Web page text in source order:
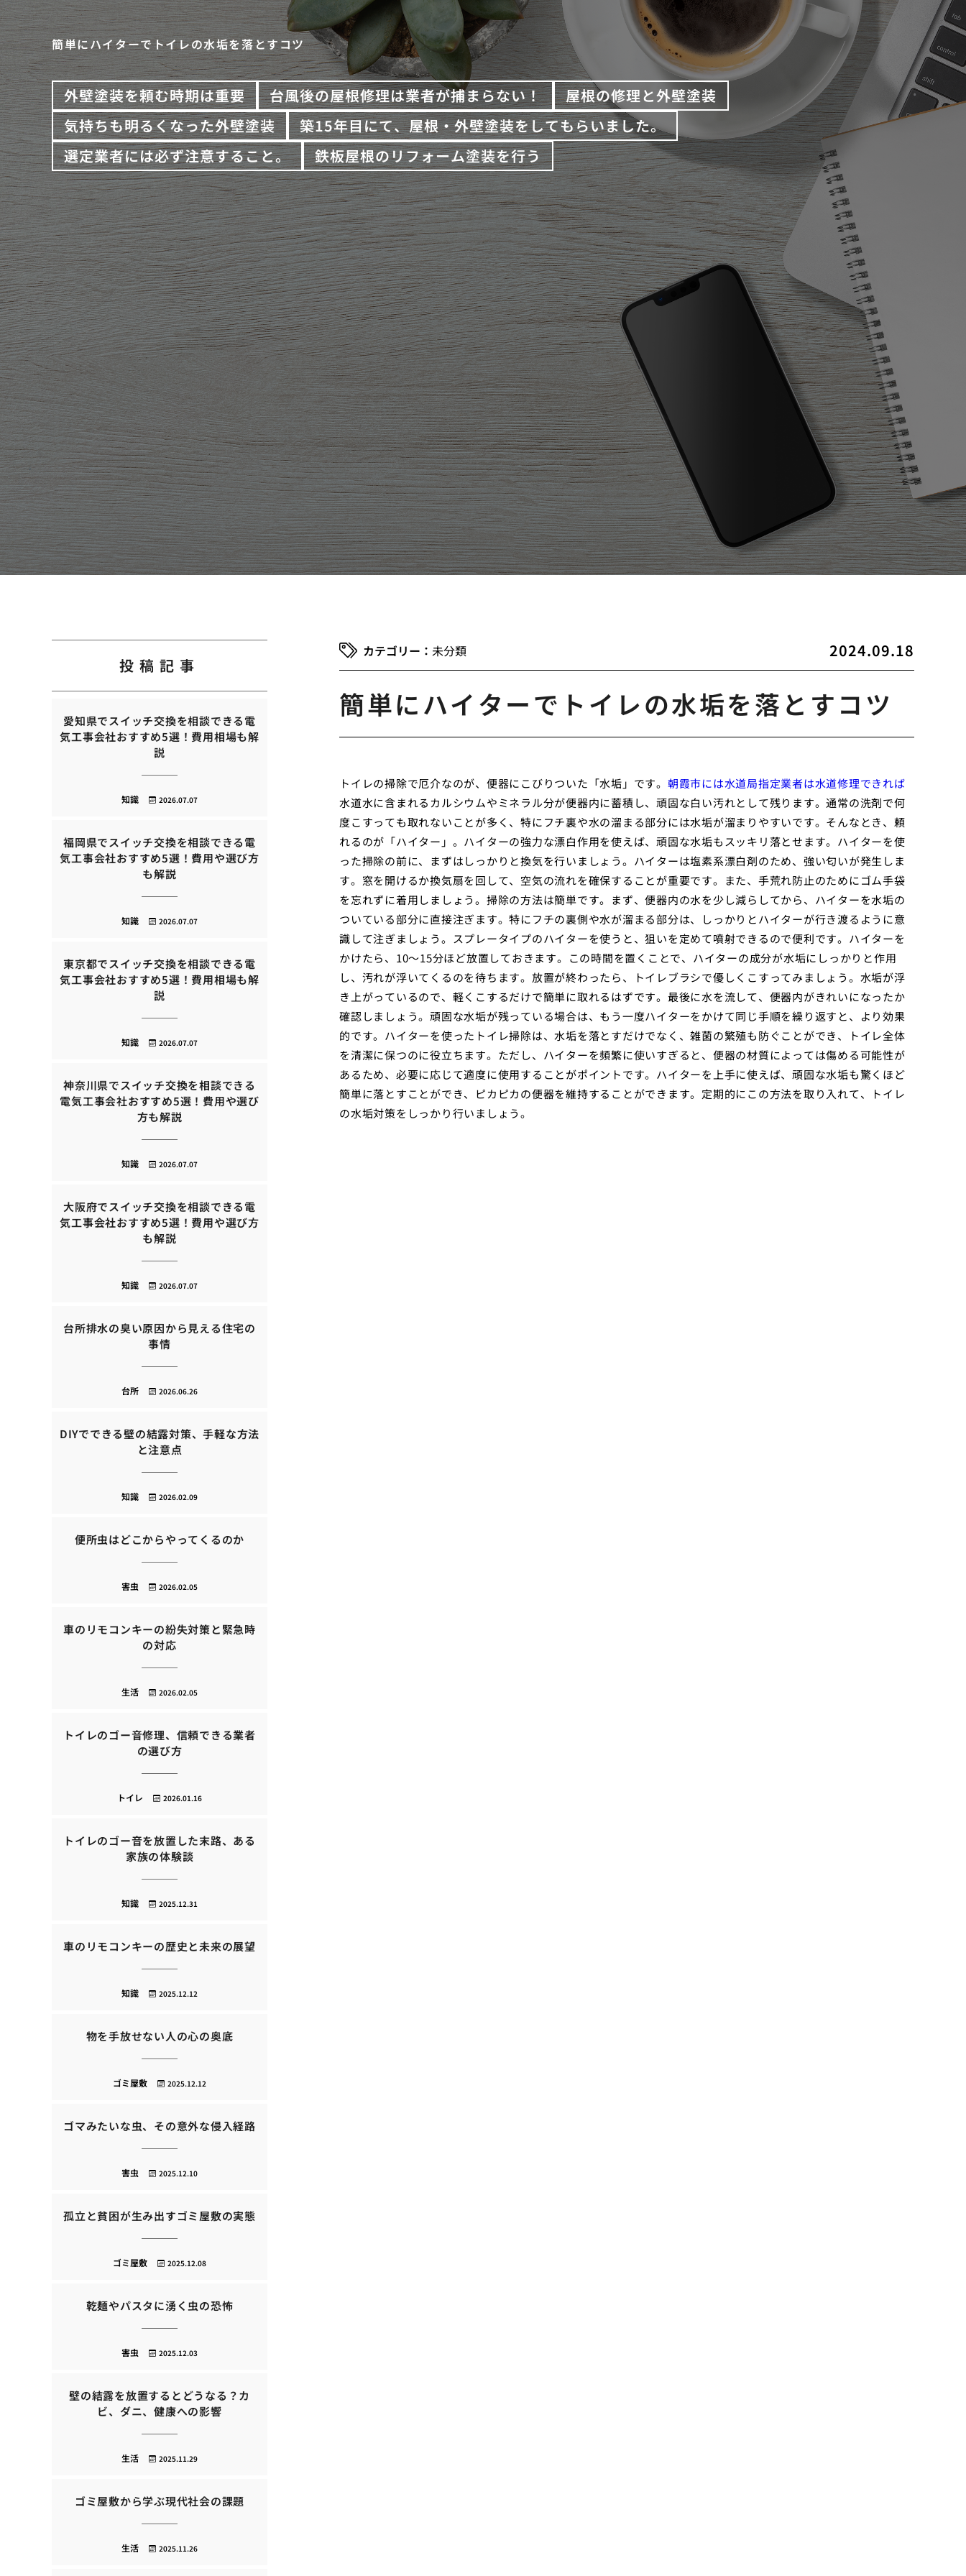
簡単にハイターでトイレの水垢を落とすコツ
外壁塗装を頼む時期は重要 台風後の屋根修理は業者が捕まらない！
屋根の修理と外壁塗装
気持ちも明るくなった外壁塗装
築15年目にて、屋根・外壁塗装をしてもらいました。
選定業者には必ず注意すること。
鉄板屋根のリフォーム塗装を行う
2024.09.18
未分類
簡単にハイターでトイレの水垢を落とすコツ
トイレの掃除で厄介なのが、便器にこびりついた「水垢」です。 朝霞市には水道局指定業者は水道修理できれば
水道水に含まれるカルシウムやミネラル分が便器内に蓄積し、頑固な白い汚れとして残ります。通常の洗剤で何
度こすっても取れないことが多く、特にフチ裏や水の溜まる部分には水垢が溜まりやすいです。そんなとき、頼
れるのが「ハイター」。ハイターの強力な漂白作用を使えば、頑固な水垢もスッキリ落とせます。ハイターを使
った掃除の前に、まずはしっかりと換気を行いましょう。ハイターは塩素系漂白剤のため、強い匂いが発生しま
す。窓を開けるか換気扇を回して、空気の流れを確保することが重要です。また、手荒れ防止のためにゴム手袋
を忘れずに着用しましょう。掃除の方法は簡単です。まず、便器内の水を少し減らしてから、ハイターを水垢の
ついている部分に直接注ぎます。特にフチの裏側や水が溜まる部分は、しっかりとハイターが行き渡るように意
識して注ぎましょう。スプレータイプのハイターを使うと、狙いを定めて噴射できるので便利です。ハイターを
かけたら、10〜15分ほど放置しておきます。この時間を置くことで、ハイターの成分が水垢にしっかりと作用
し、汚れが浮いてくるのを待ちます。放置が終わったら、トイレブラシで優しくこすってみましょう。水垢が浮
き上がっているので、軽くこするだけで簡単に取れるはずです。最後に水を流して、便器内がきれいになったか
確認しましょう。頑固な水垢が残っている場合は、もう一度ハイターをかけて同じ手順を繰り返すと、より効果
的です。ハイターを使ったトイレ掃除は、水垢を落とすだけでなく、雑菌の繁殖も防ぐことができ、トイレ全体
を清潔に保つのに役立ちます。ただし、ハイターを頻繁に使いすぎると、便器の材質によっては傷める可能性が
あるため、必要に応じて適度に使用することがポイントです。ハイターを上手に使えば、頑固な水垢も驚くほど
簡単に落とすことができ、ピカピカの便器を維持することができます。定期的にこの方法を取り入れて、トイレ
の水垢対策をしっかり行いましょう。
投稿記事
愛知県でスイッチ交換を相談できる電
気工事会社おすすめ5選！費用相場も解
説
2026.07.07
知識
福岡県でスイッチ交換を相談できる電
気工事会社おすすめ5選！費用や選び方
も解説
2026.07.07
知識
東京都でスイッチ交換を相談できる電
気工事会社おすすめ5選！費用相場も解
説
2026.07.07
知識
神奈川県でスイッチ交換を相談できる
電気工事会社おすすめ5選！費用や選び
方も解説
2026.07.07
知識
大阪府でスイッチ交換を相談できる電
気工事会社おすすめ5選！費用や選び方
も解説
2026.07.07
知識
台所排水の臭い原因から見える住宅の
事情
2026.06.26
台所
DIYでできる壁の結露対策、手軽な方法
と注意点
2026.02.09
知識
便所虫はどこからやってくるのか
2026.02.05
害虫
車のリモコンキーの紛失対策と緊急時
の対応
2026.02.05
生活
トイレのゴー音修理、信頼できる業者
の選び方
2026.01.16
トイレ
トイレのゴー音を放置した末路、ある
家族の体験談
2025.12.31
知識
車のリモコンキーの歴史と未来の展望
2025.12.12
知識
物を手放せない人の心の奥底
2025.12.12
ゴミ屋敷
ゴマみたいな虫、その意外な侵入経路
2025.12.10
害虫
孤立と貧困が生み出すゴミ屋敷の実態
2025.12.08
ゴミ屋敷
乾麺やパスタに湧く虫の恐怖
2025.12.03
害虫
壁の結露を放置するとどうなる？カ
ビ、ダニ、健康への影響
2025.11.29
生活
ゴミ屋敷から学ぶ現代社会の課題
2025.11.26
生活